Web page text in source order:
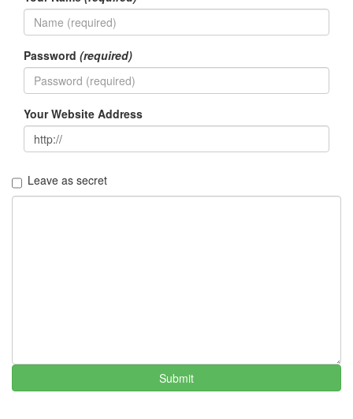
Password (required)
Your Website Address
Leave as secret
Submit